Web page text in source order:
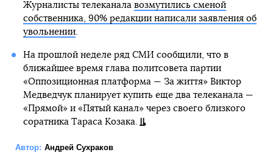
Журналисты телеканала возмутились сменой
собственника, 90% редакции написали заявления об
увольнении.
На прошлой неделе ряд СМИ сообщили, что в
ближайшее время глава политсовета партии
«Оппозиционная платформа — За життя» Виктор
Медведчук планирует купить еще два телеканала —
«Прямой» и «Пятый канал» через своего близкого
соратника Тараса Козака.
Автор: Андрей Сухраков